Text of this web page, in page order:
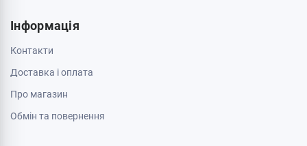
Інформація
Контакти
Доставка і оплата
Про магазин
Обмін та повернення